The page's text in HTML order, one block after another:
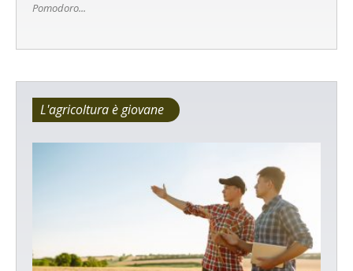
Pomodoro...
L'agricoltura è giovane